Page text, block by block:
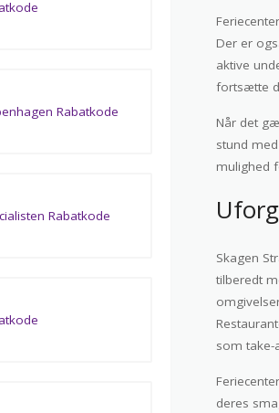
Der er
aktive
fortsætte
Når det
stund
mulighed
Skagen
tilberedt
som take-
deres